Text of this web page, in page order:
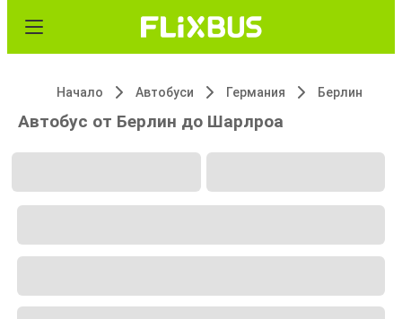
Начало Автобуси Германия Берлин
Автобус от Берлин до Шарлроа